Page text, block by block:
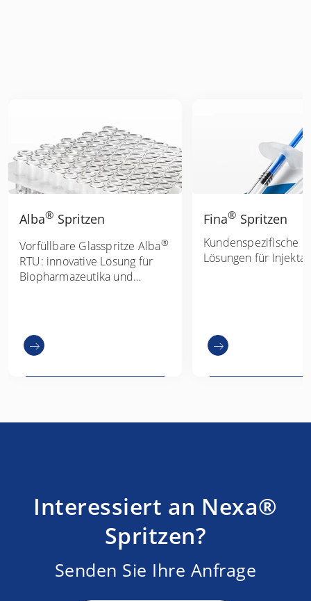
Alba® Spritzen
Vorfüllbare Glasspritze Alba®
RTU: innovative Lösung für
Biopharmazeutika und
Fina® Spritzen
Kundenspezifische
Lösungen für
Interessiert an Nexa®
Spritzen?
Senden Sie Ihre Anfrage